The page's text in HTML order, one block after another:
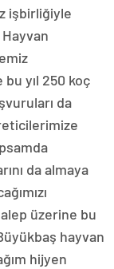
işbirliğiyle
yıl 250 koç
da
da almaya
üzerine bu
hayvan
hijyen